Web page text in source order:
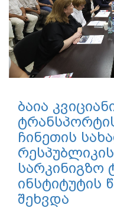
ბაია
ჩინეთის
სარკინიგზო
ინსტიტუტის
შეხვდა